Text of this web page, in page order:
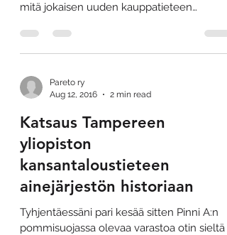
mitä jokaisen uuden kauppatieteen
Pareto ry
Aug 12, 2016
2 min read
Katsaus Tampereen
yliopiston
kansantaloustieteen
ainejärjestön historiaan
Tyhjentäessäni pari kesää sitten Pinni A:n
pommisuojassa olevaa varastoa otin sieltä